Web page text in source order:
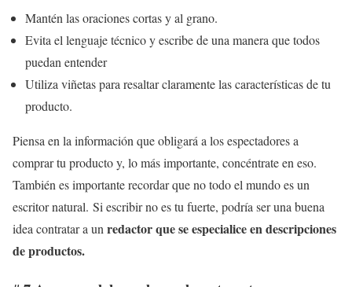
Mantén las oraciones cortas y al grano.
Evita el lenguaje técnico y escribe de una manera que todos
puedan entender
Utiliza viñetas para resaltar claramente las características de tu
producto.
Piensa en la información que obligará a los espectadores a
comprar tu producto y, lo más importante, concéntrate en eso.
También es importante recordar que no todo el mundo es un
escritor natural. Si escribir no es tu fuerte, podría ser una buena
idea contratar a un redactor que se especialice en descripciones
de productos.